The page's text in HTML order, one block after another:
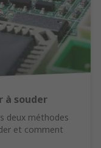
à souder
deux méthodes
et comment